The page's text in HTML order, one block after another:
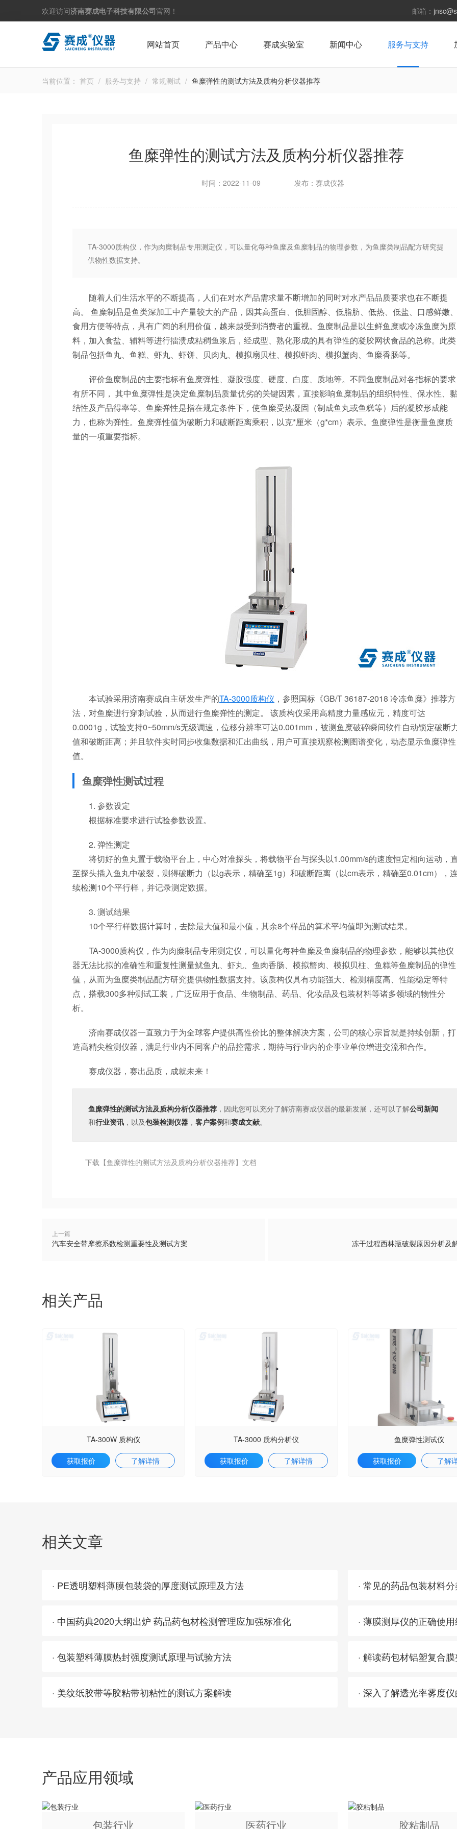
欢迎访问济南赛成电子科技有限公司官网！ 邮箱：
网站首页 产品中心 赛成实验室 新闻中心 服务与支持
当前位置： 首页 / 服务与支持 / 常规测试 / 鱼糜弹性的测试方法及质构分析仪器推荐
鱼糜弹性的测试方法及质构分析仪器推荐
时间：2022-11-09 发布：赛成仪器
TA-3000质构仪，作为肉糜制品专用测定仪，可以量化每种鱼糜及鱼糜制品的物理参数，为鱼糜类制品配方研究提
供物性数据支持。
随着人们生活水平的不断提高，人们在对水产品需求量不断增加的同时对水产品品质要求也在不断提
高。 鱼糜制品是鱼类深加工中产量较大的产品，因其高蛋白、低胆固醇、低脂肪、低热、低盐、口感鲜嫩、
食用方便等特点，具有广阔的利用价值，越来越受到消费者的重视。鱼糜制品是以生鲜鱼糜或冷冻鱼糜为原
料，加入食盐、辅料等进行擂溃成粘稠鱼浆后，经成型、熟化形成的具有弹性的凝胶网状食品的总称。此类
制品包括鱼丸、鱼糕、虾丸、虾饼、贝肉丸、模拟扇贝柱、模拟虾肉、模拟蟹肉、鱼糜香肠等。
评价鱼糜制品的主要指标有鱼糜弹性、凝胶强度、硬度、白度、质地等。不同鱼糜制品对各指标的要求
有所不同， 其中鱼糜弹性是决定鱼糜制品质量优劣的关键因素，直接影响鱼糜制品的组织特性、保水性、
结性及产品得率等。鱼糜弹性是指在规定条件下，使鱼糜受热凝固（制成鱼丸或鱼糕等）后的凝胶形成能
力，也称为弹性。鱼糜弹性值为破断力和破断距离乘积，以克*厘米（g*cm）表示。鱼糜弹性是衡量鱼糜质
量的一项重要指标。
本试验采用济南赛成自主研发生产的TA-3000质构仪 ，参照国标《GB/T 36187-2018 冷冻鱼糜》推荐方
法，对鱼糜进行穿刺试验，从而进行鱼糜弹性的测定。 该质构仪采用高精度力量感应元，精度可达
0.0001g，试验支持0~50mm/s无级调速，位移分辨率可达0.001mm，被测鱼糜破碎瞬间软件自动锁定破断
值和破断距离；并且软件实时同步收集数据和汇出曲线，用户可直接观察检测图谱变化，动态显示鱼糜弹性
值。
鱼糜弹性测试过程
1. 参数设定
根据标准要求进行试验参数设置。
2. 弹性测定
将切好的鱼丸置于载物平台上，中心对准探头，将载物平台与探头以1.00mm/s的速度恒定相向运动，
至探头插入鱼丸中破裂，测得破断力（以g表示，精确至1g）和破断距离（以cm表示，精确至0.01cm），
续检测10个平行样，并记录测定数据。
3. 测试结果
10个平行样数据计算时，去除最大值和最小值，其余8个样品的算术平均值即为测试结果。
TA-3000质构仪，作为肉糜制品专用测定仪，可以量化每种鱼糜及鱼糜制品的物理参数，能够以其他仪
器无法比拟的准确性和重复性测量鱿鱼丸、虾丸、鱼肉香肠、模拟蟹肉、模拟贝柱、鱼糕等鱼糜制品的弹性
值，从而为鱼糜类制品配方研究提供物性数据支持。该质构仪具有功能强大、检测精度高、性能稳定等特
点，搭载300多种测试工装，广泛应用于食品、生物制品、药品、化妆品及包装材料等诸多领域的物性分
析。
济南赛成仪器一直致力于为全球客户提供高性价比的整体解决方案，公司的核心宗旨就是持续创新，打
造高精尖检测仪器，满足行业内不同客户的品控需求，期待与行业内的企事业单位增进交流和合作。
赛成仪器，赛出品质，成就未来！
鱼糜弹性的测试方法及质构分析仪器推荐 ，因此您可以充分了解济南赛成仪器的最新发展，还可以了解公司新闻
和行业资讯 ，以及包装检测仪器 ， 客户案例和赛成文献。
下载【鱼糜弹性的测试方法及质构分析仪器推荐】文档
上一篇
汽车安全带摩擦系数检测重要性及测试方案 冻干过程西林瓶破裂原因分析及
相关产品
TA-300W 质构仪
获取报价 了解详情
TA-3000 质构分析仪
获取报价 了解详情
鱼糜弹性测试仪
获取报价 了解
相关文章
· PE透明塑料薄膜包装袋的厚度测试原理及方法 · 常见的药品包装材料
· 中国药典2020大纲出炉 药品药包材检测管理应加强标准化 · 薄膜测厚仪的正确使
· 包装塑料薄膜热封强度测试原理与试验方法 · 解读药包材铝塑复合
· 美纹纸胶带等胶粘带初粘性的测试方案解读 · 深入了解透光率雾度
产品应用领域
包装行业 医药行业 胶粘制品